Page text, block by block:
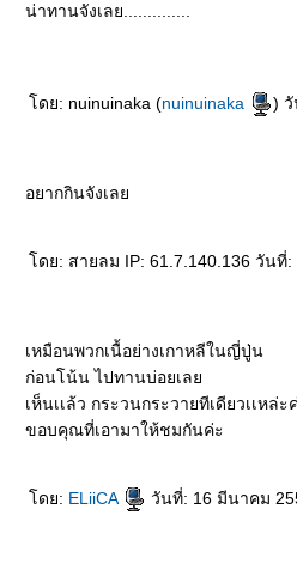
น่าทานจังเลย..............
ดย: nuinuinaka (nuinuinaka ) วั
อยากกินจังเล
ดย: สายลม IP: 61.7.140.136 วันที่:
เหมือนพวกเนื้อย่างเกาหลีในญี่ปู่น
ก่อนโน้น ไปทานบ่อยเล
เห็นเเล้ว กระวนกระวายทีเดียวเเหล่ะ
ขอบคุณที่เอามาให้ชมกันค่ะ
ดย: ELiiCA วันที่: 16 มีนาคม